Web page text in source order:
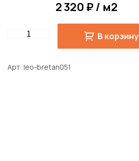
2 320 ₽ / м2
Quantity В корзину
Арт leo-bretan051